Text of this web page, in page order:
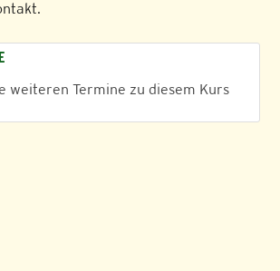
weiteren Termine zu diesem Kurs